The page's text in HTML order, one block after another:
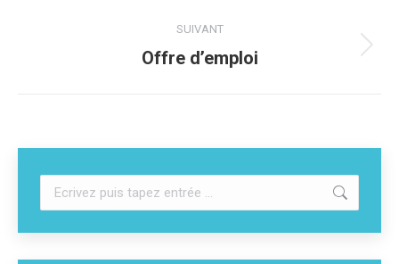
SUIVANT
Offre d’emploi